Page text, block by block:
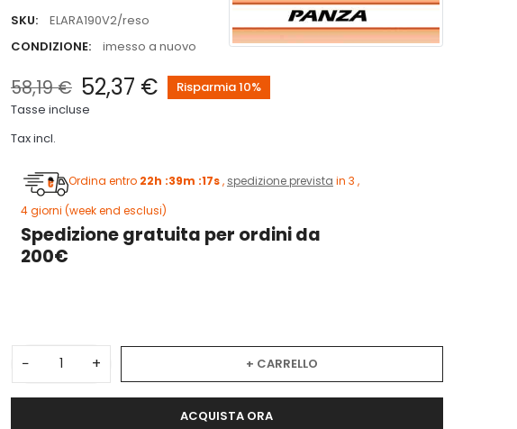
SKU:
ELARA190V2/reso
CONDIZIONE:
imesso a nuovo
58,19 € 52,37 €
Risparmia 10%
Tasse incluse
Tax incl.
Ordina entro 22h :39m :16s, spedizione prevista in 3 ,
4 giorni (week end esclusi)
Spedizione gratuita per ordini da
200€
− + + CARRELLO
ACQUISTA ORA